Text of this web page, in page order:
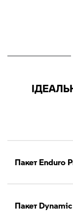
Пакет Enduro
Пакет Dynamic